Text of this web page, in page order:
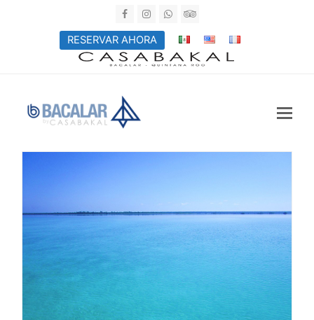
FacebookInstagram
WhatsappTripadvisor
RESERVAR AHORA